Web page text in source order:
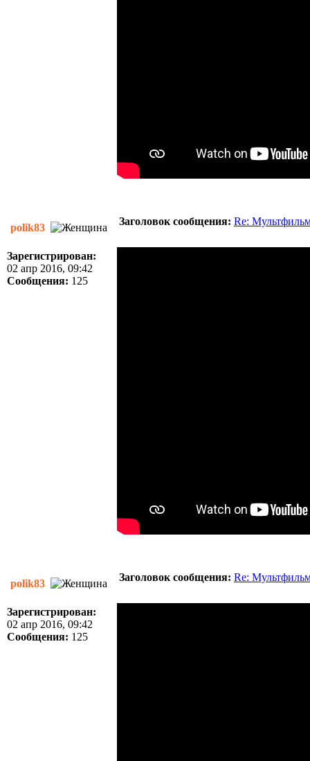
polik83
Заголовок сообщения: Re:
Зарегистрирован:
02 апр 2016, 09:42
Сообщения: 125
polik83
Заголовок сообщения: Re:
Зарегистрирован:
02 апр 2016, 09:42
Сообщения: 125